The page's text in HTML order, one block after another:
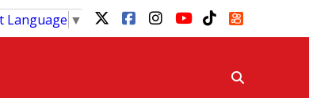
Language ▼